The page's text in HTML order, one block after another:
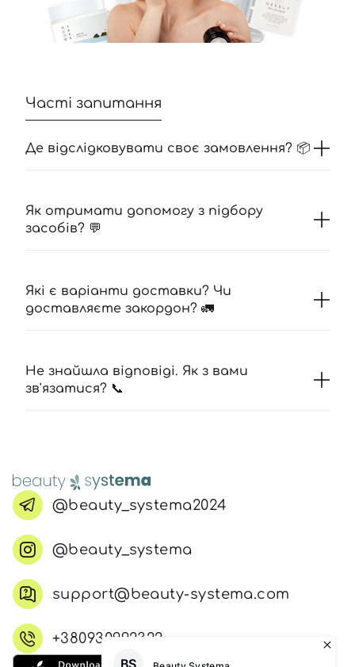
Часті запитання
Де відслідковувати своє замовлення? 📦
Як отримати допомогу з підбору
засобів? 💬
Які є варіанти доставки? Чи
доставляєте закордон? 🚛
Не знайшла відповіді. Як з вами
зв'язатися? 📞
@beauty_systema2024
@beauty_systema
support@beauty-systema.com
+380930992322